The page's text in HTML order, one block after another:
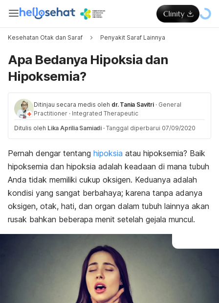
Kesehatan Otak dan Saraf Penyakit Saraf Lainnya
Apa Bedanya Hipoksia dan
Hipoksemia?
Ditinjau secara medis oleh dr. Tania Savitri · General
Practitioner · Integrated Therapeutic
Ditulis oleh Lika Aprilia Samiadi · Tanggal diperbarui 07/09/2020
Pernah dengar tentang hipoksia atau hipoksemia? Baik
hipoksemia dan hipoksia adalah keadaan di mana tubuh
Anda tidak memiliki cukup oksigen. Keduanya adalah
kondisi yang sangat berbahaya; karena tanpa adanya
oksigen, otak, hati, dan organ dalam tubuh lainnya akan
rusak bahkan beberapa menit setelah gejala muncul.